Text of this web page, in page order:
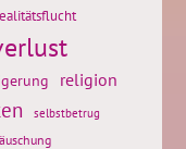
religion
selbstbetrug